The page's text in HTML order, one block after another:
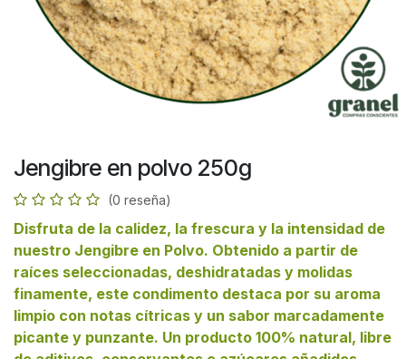
Jengibre en polvo 250g
(0 reseña)
Disfruta de la calidez, la frescura y la intensidad de
nuestro Jengibre en Polvo. Obtenido a partir de
raíces seleccionadas, deshidratadas y molidas
finamente, este condimento destaca por su aroma
limpio con notas cítricas y un sabor marcadamente
picante y punzante. Un producto 100% natural, libre